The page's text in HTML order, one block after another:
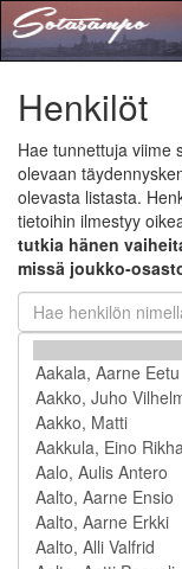
Henkilöt
Hae tunnettuja viime
olevaan
olevasta listasta.
tietoihin ilmestyy
tutkia hänen
missä joukko-